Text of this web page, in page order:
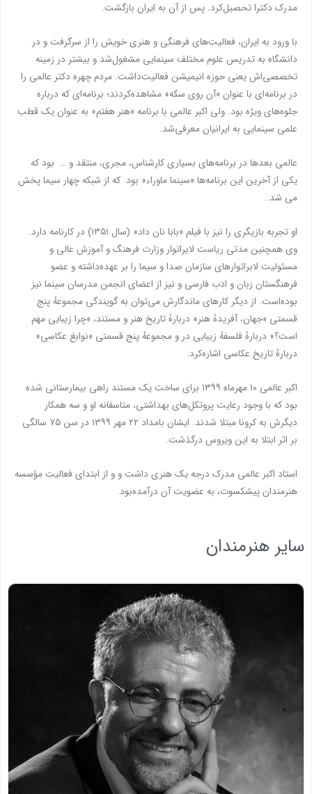
مدرک دکترا تحصیل‌کرد. پس از آن به ایران بازگشت.
با ورود به ایران، فعالیت‌های فرهنگی و هنری خویش را از سرگرفت و در
دانشگاه به تدریس علوم مختلف سینمایی مشغول‌شد و بیشتر در زمینه
تخصصی‌اش یعنی حوزه انیمیشن فعالیت‌داشت. مردم چهره دکتر عالمی را
در برنامه‌ای با عنوان «آن روی سکه» مشاهده‌کردند؛ برنامه‌ای که درباره
جلوه‌های ویژه بود. ولی اکبر عالمی با برنامه «هنر هفتم» به عنوان یک قطب
علمی سینمایی به ایرانیان معرفی‌شد.
عالمی بعدها در برنامه‌های بسیاری کارشناس، مجری، منتقد و … بود که
یکی از آخرین این برنامه‌ها «سینما ماوراء» بود که از شبکه چهار سیما پخش
می شد..
او تجربه بازیگری را نیز با فیلم «بابا نان داد» (سال ۱۳۵۱) در کارنامه دارد.
وی همچنین مدتی ریاست لابراتوار وزارت فرهنگ و آموزش عالی و
مسئولیت لابراتوارهای سازمان صدا و سیما را بر عهده‌داشته و عضو
فرهنگستان زبان و ادب فارسی و نیز از اعضای انجمن مدرسان سینما نیز
بوده‌است. از دیگر کارهای ماندگارش می‌توان به گویندگی مجموعهٔ پنج
قسمتی «جهان، آفریدهٔ هنر» دربارهٔ تاریخ هنر و مستند، «چرا زیبایی مهم
است؟» دربارهٔ فلسفهٔ زیبایی در و مجموعهٔ پنج قسمتی «نوابغ عکاسی»
دربارهٔ تاریخ عکاسی اشاره‌کرد.
اکبر عالمی ۱۰ مهرماه ۱۳۹۹ برای ساخت یک مستند راهی بیمارستانی شده
بود که با وجود رعایت پروتکل‌های بهداشتی، متاسفانه او و سه همکار
دیگرش به کرونا مبتلا شدند. ایشان بامداد ۲۲ مهر ۱۳۹۹ در سن ۷۵ سالگی
بر اثر ابتلا به این ویروس درگذشت.
استاد اکبر عالمی مدرک درجه یک هنری داشت و و از ابتدای فعالیت مؤسسه
هنرمندان پیشکسوت، به عضویت آن درآمده‌بود.
سایر هنرمندان